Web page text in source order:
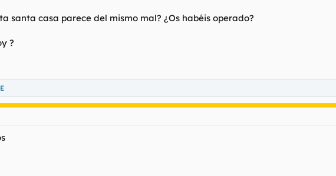
santa casa parece del mismo mal? ¿Os habéis operado?
?